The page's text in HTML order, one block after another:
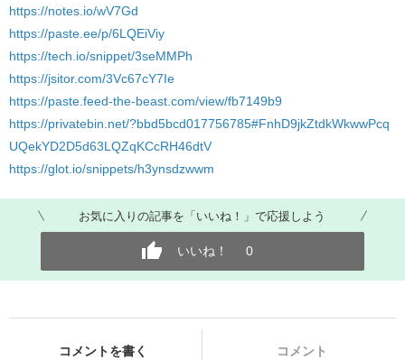
https://notes.io/wV7Gd
https://paste.ee/p/6LQEiViy
https://tech.io/snippet/3seMMPh
https://jsitor.com/3Vc67cY7Ie
https://paste.feed-the-beast.com/view/fb7149b9
https://privatebin.net/?bbd5bcd017756785#FnhD9jkZtdkWkwwPcq
UQekYD2D5d63LQZqKCcRH46dtV
https://glot.io/snippets/h3ynsdzwwm
お気に入りの記事を「いいね！」で応援しよう
いいね！ 0
コメントを書く コメント